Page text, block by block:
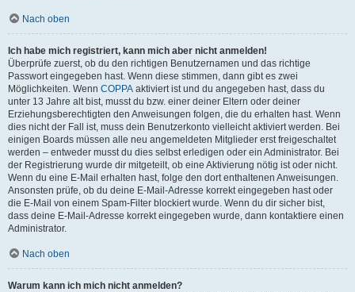
Nach oben
Ich habe mich registriert, kann mich aber nicht anmelden!
Überprüfe zuerst, ob du den richtigen Benutzernamen und das richtige
Passwort eingegeben hast. Wenn diese stimmen, dann gibt es zwei
Möglichkeiten. Wenn COPPA aktiviert ist und du angegeben hast, dass du
unter 13 Jahre alt bist, musst du bzw. einer deiner Eltern oder deiner
Erziehungsberechtigten den Anweisungen folgen, die du erhalten hast. Wenn
dies nicht der Fall ist, muss dein Benutzerkonto vielleicht aktiviert werden. Bei
einigen Boards müssen alle neu angemeldeten Mitglieder erst freigeschaltet
werden – entweder musst du dies selbst erledigen oder ein Administrator. Bei
der Registrierung wurde dir mitgeteilt, ob eine Aktivierung nötig ist oder nicht.
Wenn du eine E-Mail erhalten hast, folge den dort enthaltenen Anweisungen.
Ansonsten prüfe, ob du deine E-Mail-Adresse korrekt eingegeben hast oder
die E-Mail von einem Spam-Filter blockiert wurde. Wenn du dir sicher bist,
dass deine E-Mail-Adresse korrekt eingegeben wurde, dann kontaktiere einen
Administrator.
Nach oben
Warum kann ich mich nicht anmelden?